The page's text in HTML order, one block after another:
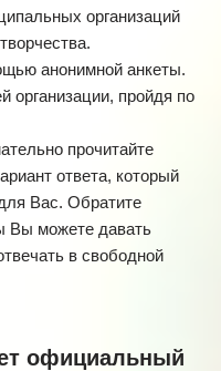
организаций
анонимной анкеты.
организации, пройдя по
прочитайте
ответа, который
Вас. Обратите
Вы можете давать
в свободной
официальный